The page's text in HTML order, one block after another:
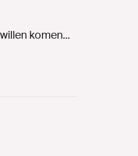
komen...